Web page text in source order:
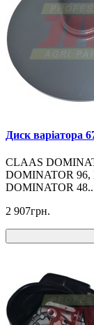
Диск варіатора
CLAAS
DOMINATOR 96,
DOMINATOR 48..
2 907грн.